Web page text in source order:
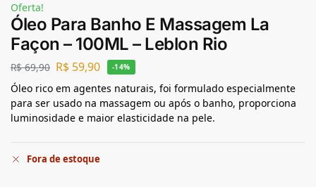
Oferta!
Óleo Para Banho E Massagem La
Façon – 100ML – Leblon Rio
R$69,90 R$ 59,90 -14%
Óleo rico em agentes naturais, foi formulado especialmente
para ser usado na massagem ou após o banho, proporciona
luminosidade e maior elasticidade na pele.
Fora de estoque